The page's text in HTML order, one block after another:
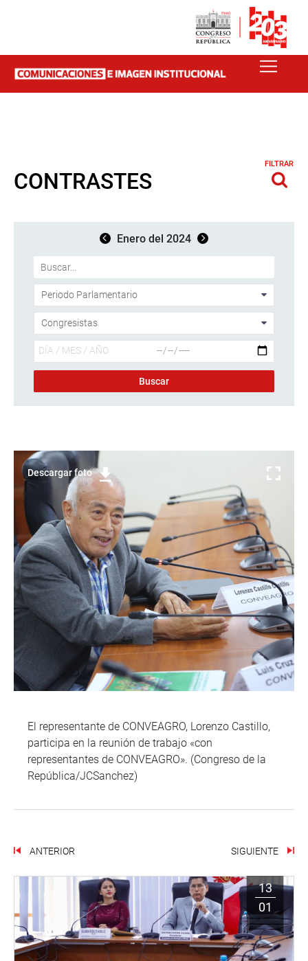
CONTRASTES
FILTRAR
Enero del 2024
Descargar foto
El representante de CONVEAGRO, Lorenzo Castillo,
participa en la reunión de trabajo «con
representantes de CONVEAGRO». (Congreso de la
República/JCSanchez)
ANTERIOR SIGUIENTE
13
01